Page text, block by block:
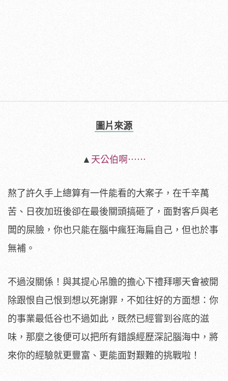
圖片來源
▲ 天公伯啊⋯⋯
熬了許久手上總算有一件能看的大案子，在千辛萬
苦、日夜加班後卻在最後關頭搞砸了，面對客戶與老
闆的屎臉，你也只能在腦中瘋狂海扁自己，但也於事
無補。
不過沒關係！與其提心吊膽的擔心下禮拜哪天會被開
除跟恨自己恨到想以死謝罪，不如往好的方面想：你
的事業最低谷也不過如此，既然已經嘗到谷底的滋
味，那麼之後便可以把所有錯誤經歷深記腦海中，將
來你的經驗就更豐富、更能面對艱難的挑戰啦！